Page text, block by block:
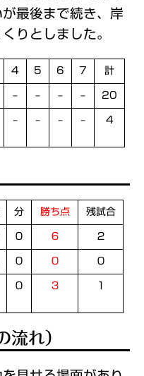
最後まで続き、岸
りとしました。
4 5 6 7 計
– – – – 20
– – – – 4
分 勝ち点 残試合
０ ６ ２
０ ０ ０
０ ３ １
流れ）